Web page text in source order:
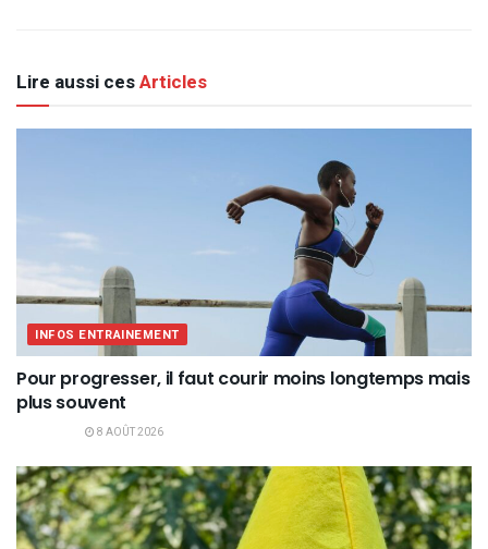
Lire aussi cesArticles
INFOS ENTRAINEMENT
Pour progresser, il faut courir moins longtemps mais
plus souvent
8 AOÛT 2026